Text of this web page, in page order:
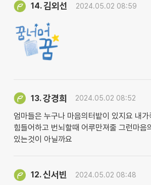
14.김외선 2024.05.02 08:59
13.강경희 2024.05.02 08:52
엄마들은 누구나 마음의터밭이 있지요 내
힘들어하고 번뇌할때 어루만져줄 그런마음
있는것이 아닐까요
12.신서빈 2024.05.02 08:48